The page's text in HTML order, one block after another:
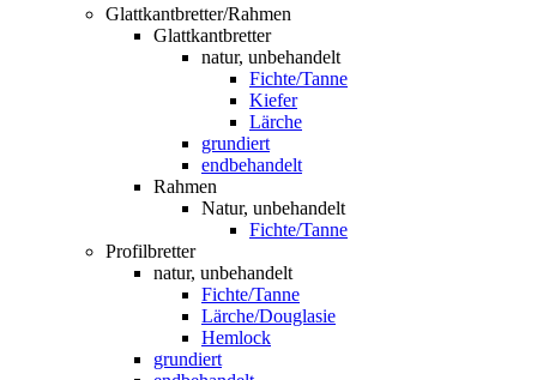
Glattkantbretter/Rahmen
Glattkantbretter
natur, unbehandelt
Fichte/Tanne
Kiefer
Lärche
grundiert
endbehandelt
Rahmen
Natur, unbehandelt
Fichte/Tanne
Profilbretter
natur, unbehandelt
Fichte/Tanne
Lärche/Douglasie
Hemlock
grundiert